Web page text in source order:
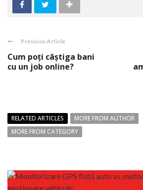
Previous Article
Cum poți câștiga bani
cu un job online?
RELATED ARTICLES
MORE FROM AUTHOR
MORE FROM CATEGORY